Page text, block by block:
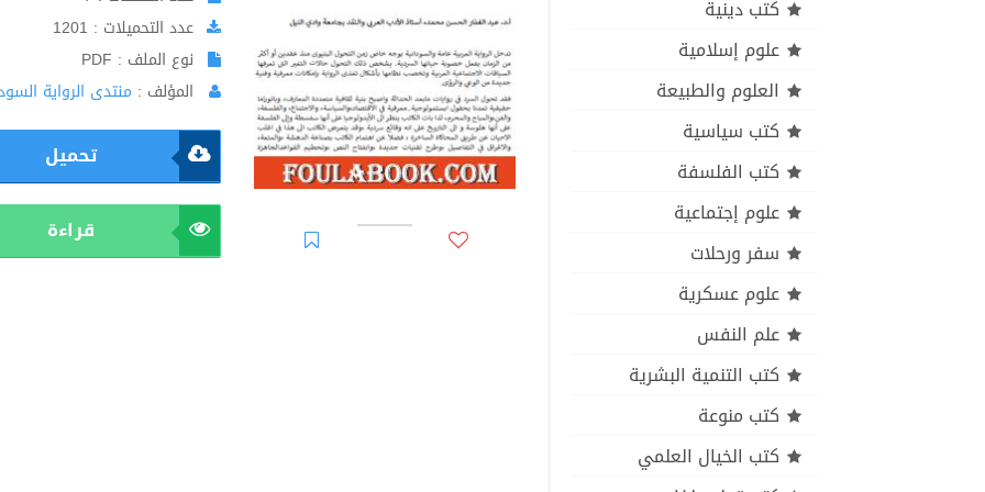
كتب دينية
علوم إسلامية
العلوم والطبيعة
كتب سياسية
كتب الفلسفة
علوم إجتماعية
سفر ورحلات
علوم عسكرية
علم النفس
كتب التنمية البشرية
كتب منوعة
كتب الخيال العلمي
عدد التحميلات : 1201
نوع الملف : PDF
المؤلف : منتدى الرواية
تحميل
قراءة